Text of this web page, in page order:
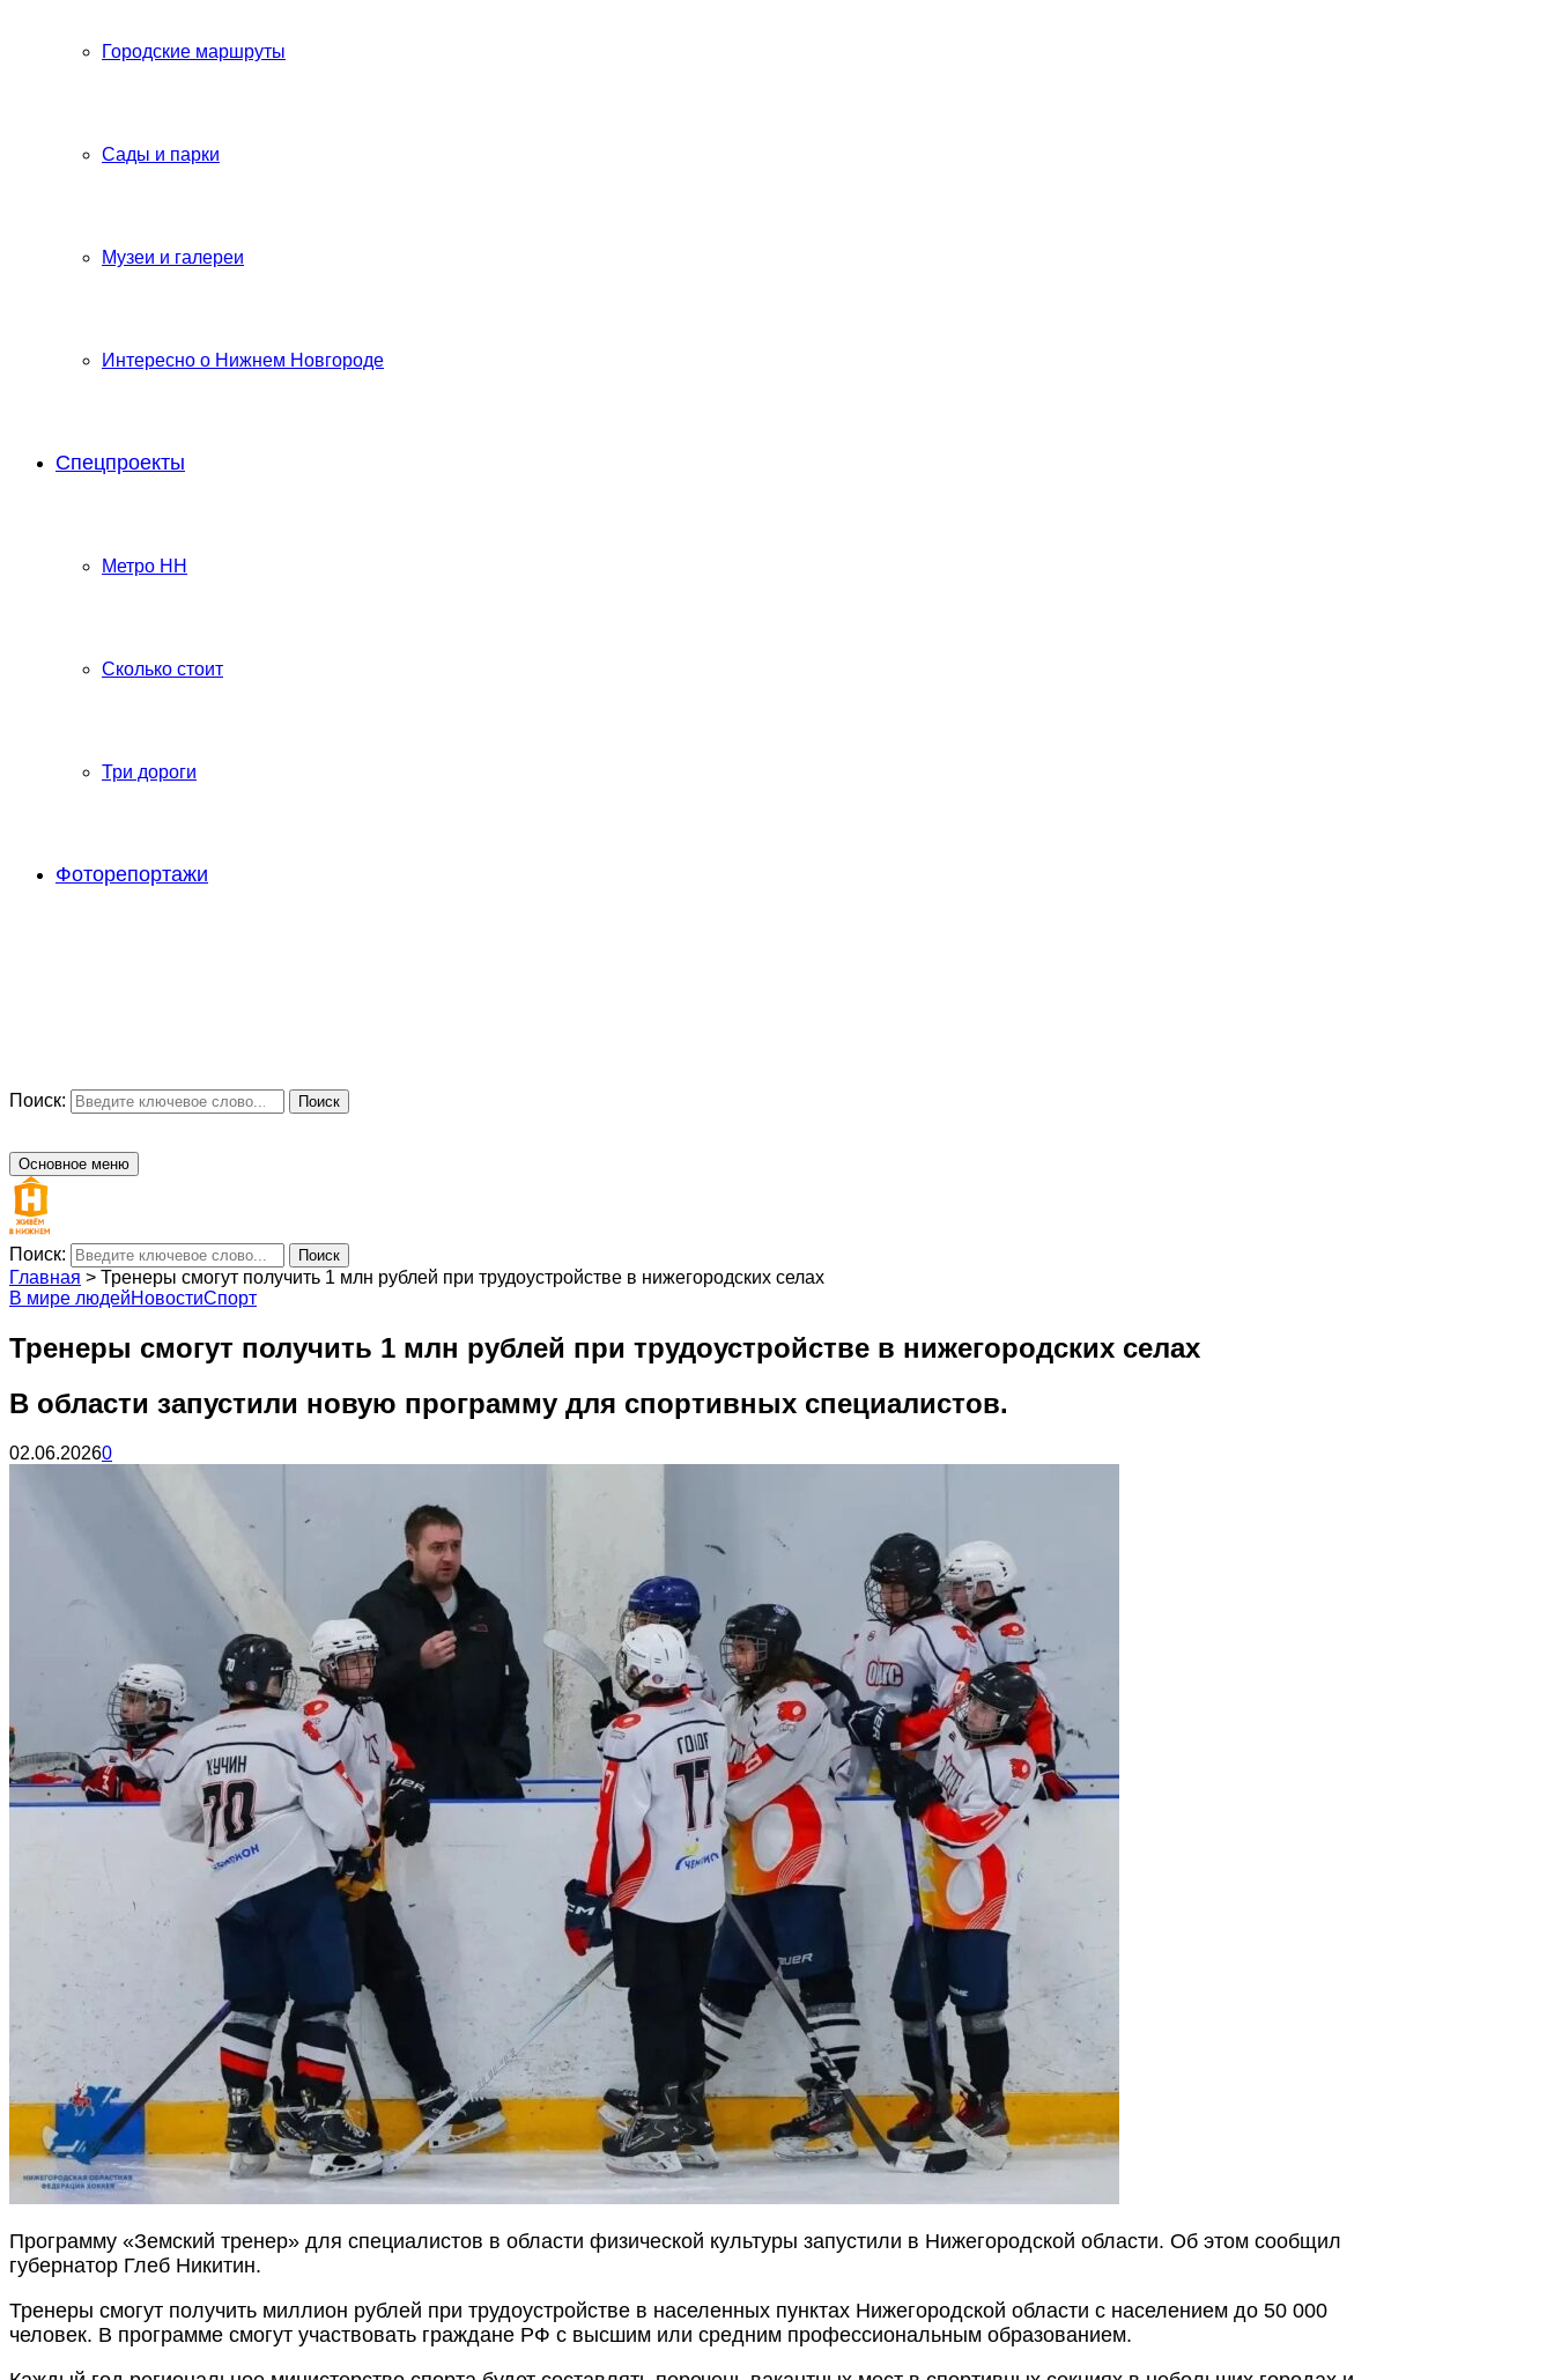
Городские маршруты
Сады и парки
Музеи и галереи
Интересно о Нижнем Новгороде
Спецпроекты
Метро НН
Сколько стоит
Три дороги
Фоторепортажи
Поиск: Поиск
Основное меню
Поиск: Поиск
Главная > Тренеры смогут получить 1 млн рублей при трудоустройстве в нижегородских селах
В мире людейНовостиСпорт
Тренеры смогут получить 1 млн рублей при трудоустройстве в нижегородских селах
В области запустили новую программу для спортивных специалистов.
02.06.20260
Программу «Земский тренер» для специалистов в области физической культуры запустили в Нижегородской области. Об этом сообщил
губернатор Глеб Никитин.
Тренеры смогут получить миллион рублей при трудоустройстве в населенных пунктах Нижегородской области с населением до 50 000
человек. В программе смогут участвовать граждане РФ с высшим или средним профессиональным образованием.